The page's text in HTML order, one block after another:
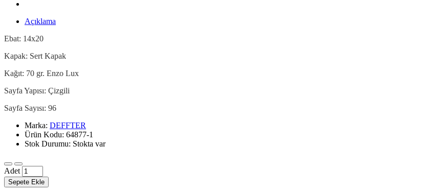
Açıklama
Ebat: 14x20
Kapak: Sert Kapak
Kağıt: 70 gr. Enzo Lux
Sayfa Yapısı: Çizgili
Sayfa Sayısı: 96
Marka: DEFFTER
Ürün Kodu: 64877-1
Stok Durumu: Stokta var
Adet
Sepete Ekle